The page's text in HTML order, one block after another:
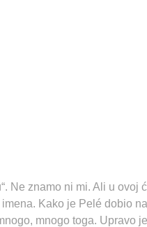
Ne znamo ni mi. Ali u ovoj
Kako je Pelé dobio
mnogo toga. Upravo